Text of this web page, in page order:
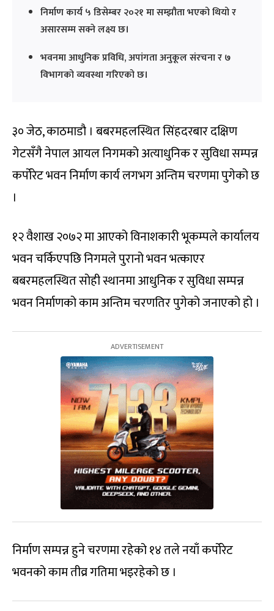
निर्माण कार्य ५ डिसेम्बर २०२१ मा सम्झौता भएको थियो र
असारसम्म सक्ने लक्ष्य छ।
भवनमा आधुनिक प्रविधि, अपांगता अनुकूल संरचना र ७
विभागको व्यवस्था गरिएको छ।
३० जेठ, काठमाडौ । बबरमहलस्थित सिंहदरबार दक्षिण
गेटसँगै नेपाल आयल निगमको अत्याधुनिक र सुविधा सम्पन्न
कर्पोरेट भवन निर्माण कार्य लगभग अन्तिम चरणमा पुगेको छ
।
१२ वैशाख २०७२ मा आएको विनाशकारी भूकम्पले कार्यालय
भवन चर्किएपछि निगमले पुरानो भवन भत्काएर
बबरमहलस्थित सोही स्थानमा आधुनिक र सुविधा सम्पन्न
भवन निर्माणको काम अन्तिम चरणतिर पुगेको जनाएको हो ।
निर्माण सम्पन्न हुने चरणमा रहेको १४ तले नयाँ कर्पोरेट
भवनको काम तीव्र गतिमा भइरहेको छ ।